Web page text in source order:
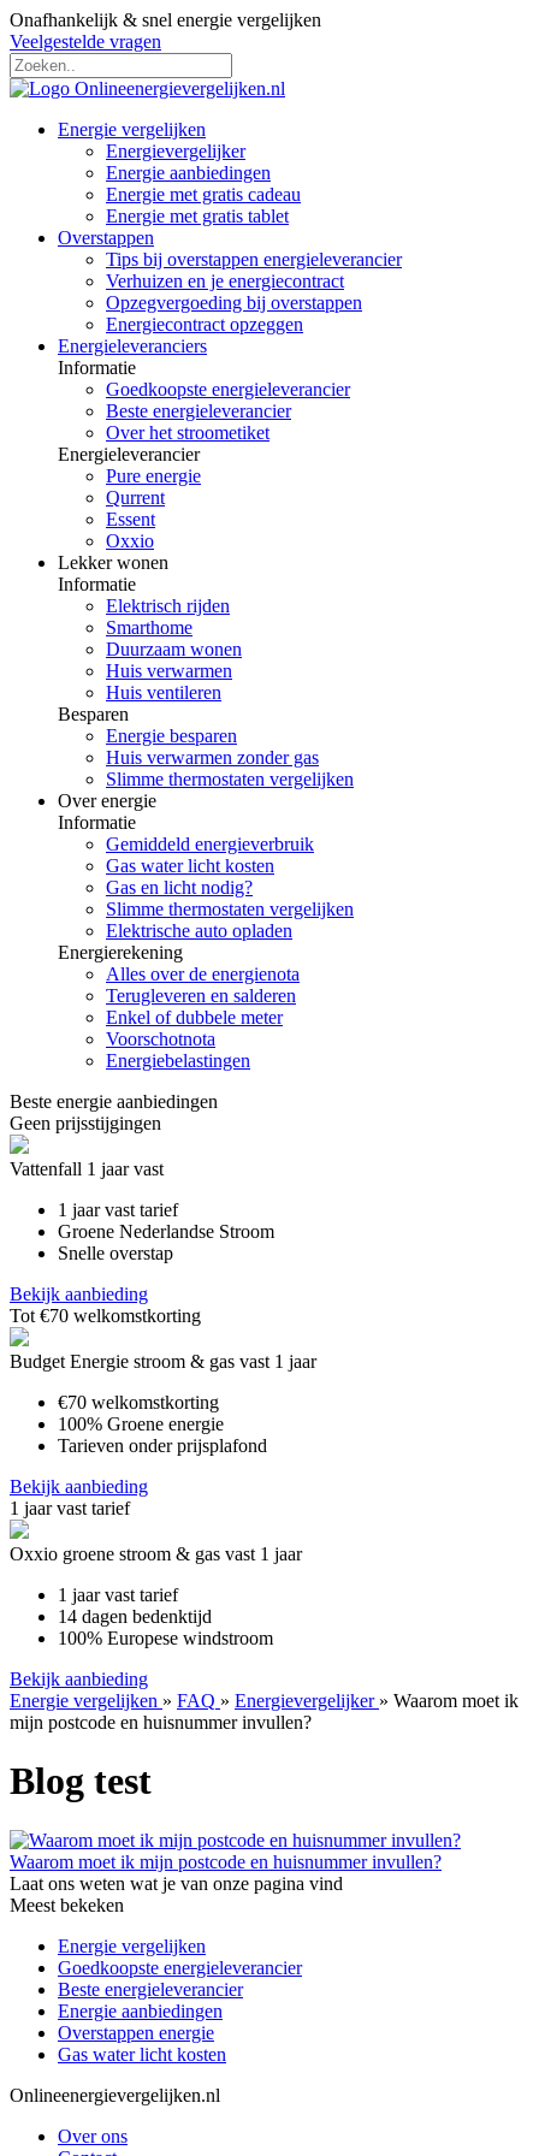
Onafhankelijk & snel energie vergelijken
Veelgestelde vragen
Energie vergelijken
Energievergelijker
Energie aanbiedingen
Energie met gratis cadeau
Energie met gratis tablet
Overstappen
Tips bij overstappen energieleverancier
Verhuizen en je energiecontract
Opzegvergoeding bij overstappen
Energiecontract opzeggen
Energieleveranciers
Informatie
Goedkoopste energieleverancier
Beste energieleverancier
Over het stroometiket
Energieleverancier
Pure energie
Qurrent
Essent
Oxxio
Lekker wonen
Informatie
Elektrisch rijden
Smarthome
Duurzaam wonen
Huis verwarmen
Huis ventileren
Besparen
Energie besparen
Huis verwarmen zonder gas
Slimme thermostaten vergelijken
Over energie
Informatie
Gemiddeld energieverbruik
Gas water licht kosten
Gas en licht nodig?
Slimme thermostaten vergelijken
Elektrische auto opladen
Energierekening
Alles over de energienota
Terugleveren en salderen
Enkel of dubbele meter
Voorschotnota
Energiebelastingen
Beste energie aanbiedingen
Geen prijsstijgingen
Vattenfall 1 jaar vast
1 jaar vast tarief
Groene Nederlandse Stroom
Snelle overstap
Bekijk aanbieding
Tot €70 welkomstkorting
Budget Energie stroom & gas vast 1 jaar
€70 welkomstkorting
100% Groene energie
Tarieven onder prijsplafond
Bekijk aanbieding
1 jaar vast tarief
Oxxio groene stroom & gas vast 1 jaar
1 jaar vast tarief
14 dagen bedenktijd
100% Europese windstroom
Bekijk aanbieding
Energie vergelijken » FAQ » Energievergelijker » Waarom moet ik
mijn postcode en huisnummer invullen?
Blog test
Waarom moet ik mijn postcode en huisnummer invullen?
Laat ons weten wat je van onze pagina vind
Meest bekeken
Energie vergelijken
Goedkoopste energieleverancier
Beste energieleverancier
Energie aanbiedingen
Overstappen energie
Gas water licht kosten
Onlineenergievergelijken.nl
Over ons